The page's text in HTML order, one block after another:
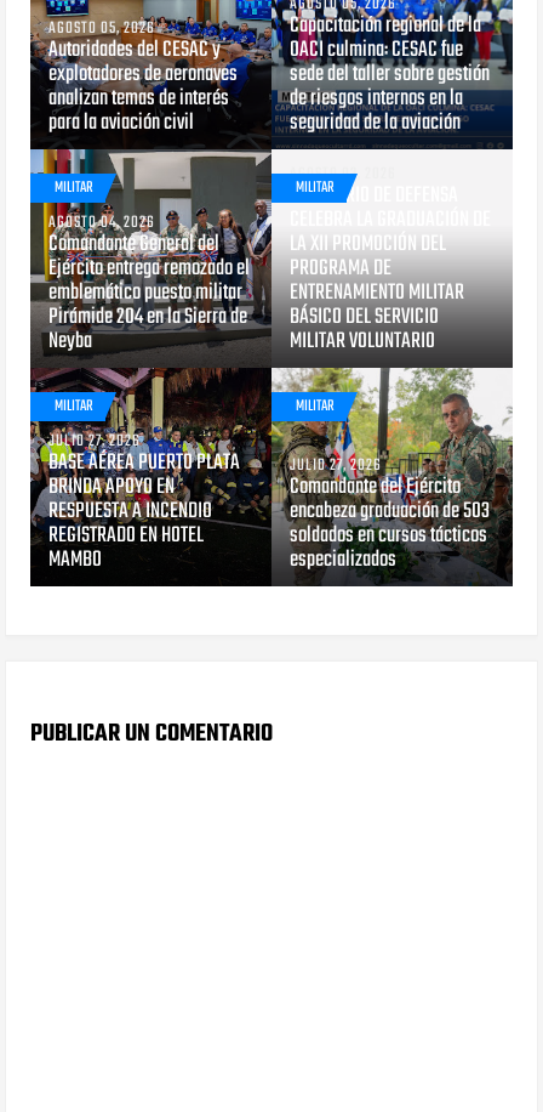
AGOSTO 05, 2026
Autoridades del CESAC y
explotadores de aeronaves
analizan temas de interés
para la aviación civil
Capacitación regional de la
OACI culmina: CESAC fue
sede del taller sobre gestión
de riesgos internos en la
seguridad de la aviación
MILITAR
AGOSTO 04, 2026
Comandante General del
Ejército entrega remozado el
emblemático puesto militar
Pirámide 204 en la Sierra de
Neyba
MILITAR
AGOSTO 03, 2026
MINISTERIO DE DEFENSA
LA XII PROMOCIÓN DEL
PROGRAMA DE
ENTRENAMIENTO MILITAR
BÁSICO DEL SERVICIO
MILITAR VOLUNTARIO
MILITAR
JULIO 27, 2026
BASE AÉREA PUERTO PLATA
BRINDA APOYO EN
RESPUESTA A INCENDIO
REGISTRADO EN HOTEL
MAMBO
MILITAR
JULIO 27, 2026
Comandante del Ejército
encabeza graduación de 503
soldados en cursos tácticos
especializados
PUBLICAR UN COMENTARIO